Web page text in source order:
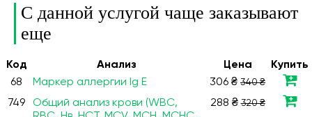
С данной услугой чаще заказывают
еще
Код Анализ Цена
Купить
68
Маркер аллергии Ig E 306 ₴ 340 ₴
749
Общий анализ крови (WBC,
288 ₴320 ₴